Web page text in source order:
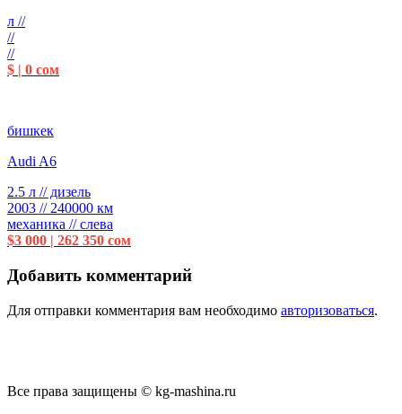
л //
//
//
$ | 0 сом
бишкек
Audi A6
2.5 л // дизель
2003 // 240000 км
механика // слева
$3 000 | 262 350 сом
Добавить комментарий
Для отправки комментария вам необходимо авторизоваться.
Все права защищены © kg-mashina.ru